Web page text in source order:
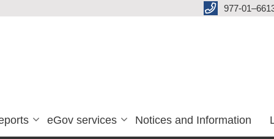
977-
eGov services Notices and Information